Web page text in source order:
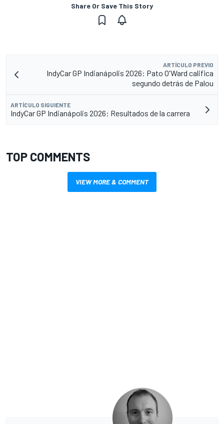
Share Or Save This Story
ARTÍCULO PREVIO
IndyCar GP Indianápolis 2026: Pato O'Ward califica
segundo detrás de Palou
ARTÍCULO SIGUIENTE
IndyCar GP Indianápolis 2026: Resultados de la carrera
TOP COMMENTS
VIEW MORE & COMMENT